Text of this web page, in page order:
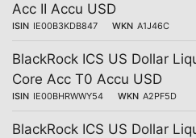
Acc II Accu USD
ISIN IE00B3KDB847 WKN A1J46C
BlackRock ICS US Dollar
Core Acc T0 Accu USD
ISIN IE00BHRWWY54 WKN A2PF5D
BlackRock ICS US Dollar